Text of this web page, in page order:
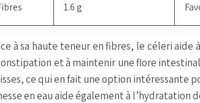
1.6 g
à sa haute teneur en fibres, le céleri
et à maintenir une flore
ce qui en fait une option intéressante
en eau aide également à l’hydratation